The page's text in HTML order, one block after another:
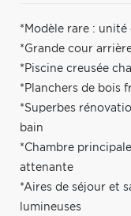
*Modèle rare :
*Grande cour
*Piscine creusée
*Planchers de bois
*Superbes
bain
*Chambre
attenante
*Aires de séjour et
lumineuses